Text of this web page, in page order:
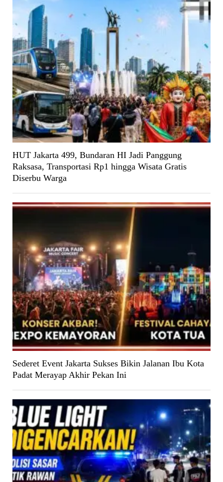
HUT Jakarta 499, Bundaran HI Jadi Panggung
Raksasa, Transportasi Rp1 hingga Wisata Gratis
Diserbu Warga
Sederet Event Jakarta Sukses Bikin Jalanan Ibu Kota
Padat Merayap Akhir Pekan Ini